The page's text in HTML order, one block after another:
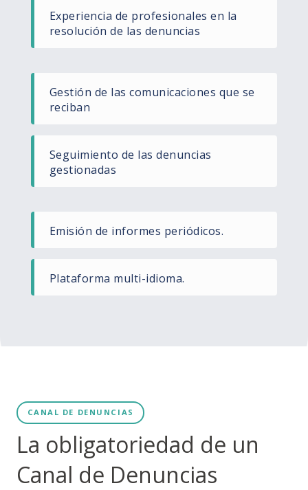
Experiencia de profesionales en la
resolución de las denuncias
Gestión de las comunicaciones que se
reciban
Seguimiento de las denuncias
gestionadas
Emisión de informes periódicos.
Plataforma multi-idioma.
CANAL DE DENUNCIAS
La obligatoriedad de un
Canal de Denuncias